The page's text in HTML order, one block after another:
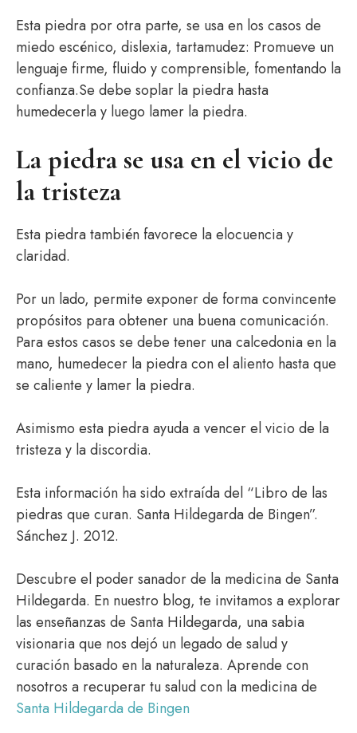
Esta piedra por otra parte, se usa en los casos de
miedo escénico, dislexia, tartamudez: Promueve un
lenguaje firme, fluido y comprensible, fomentando la
confianza.Se debe soplar la piedra hasta
humedecerla y luego lamer la piedra.
La piedra se usa en el vicio de
la tristeza
Esta piedra también favorece la elocuencia y
claridad.
Por un lado, permite exponer de forma convincente
propósitos para obtener una buena comunicación.
Para estos casos se debe tener una calcedonia en la
mano, humedecer la piedra con el aliento hasta que
se caliente y lamer la piedra.
Asimismo esta piedra ayuda a vencer el vicio de la
tristeza y la discordia.
Esta información ha sido extraída del “Libro de las
piedras que curan. Santa Hildegarda de Bingen”.
Sánchez J. 2012.
Descubre el poder sanador de la medicina de Santa
Hildegarda. En nuestro blog, te invitamos a explorar
las enseñanzas de Santa Hildegarda, una sabia
visionaria que nos dejó un legado de salud y
curación basado en la naturaleza. Aprende con
nosotros a recuperar tu salud con la medicina de
Santa Hildegarda de Bingen